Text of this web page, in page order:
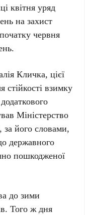
квітня уряд
на захист
червня
.
Кличка, цієї
стійкості взимку
додаткового
Міністерство
за його словами,
державного
пошкодженої
до зими
Того ж дня